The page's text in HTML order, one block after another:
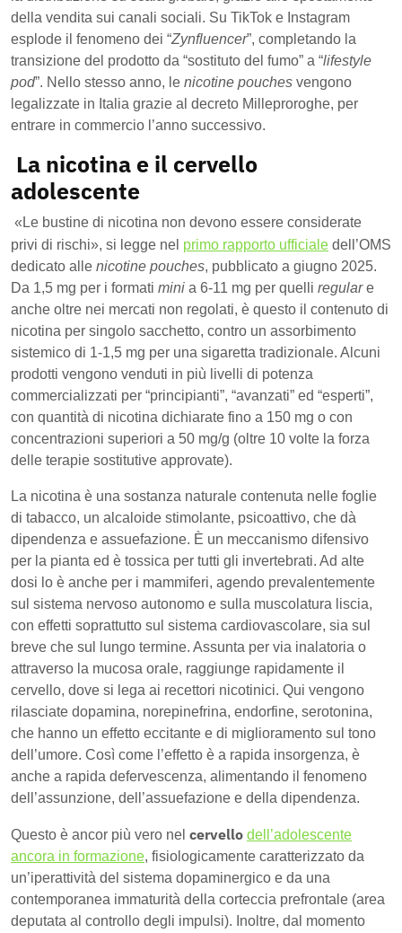
della vendita sui canali sociali. Su TikTok e Instagram
esplode il fenomeno dei “Zynfluencer”, completando la
transizione del prodotto da “sostituto del fumo” a “lifestyle
pod”. Nello stesso anno, le nicotine pouches vengono
legalizzate in Italia grazie al decreto Milleproroghe, per
entrare in commercio l’anno successivo.
La nicotina e il cervello
adolescente
«Le bustine di nicotina non devono essere considerate
privi di rischi», si legge nel primo rapporto ufficiale dell’OMS
dedicato alle nicotine pouches, pubblicato a giugno 2025.
Da 1,5 mg per i formati mini a 6-11 mg per quelli regulare
anche oltre nei mercati non regolati, è questo il contenuto di
nicotina per singolo sacchetto, contro un assorbimento
sistemico di 1-1,5 mg per una sigaretta tradizionale. Alcuni
prodotti vengono venduti in più livelli di potenza
commercializzati per “principianti”, “avanzati” ed “esperti”,
con quantità di nicotina dichiarate fino a 150 mg o con
concentrazioni superiori a 50 mg/g (oltre 10 volte la forza
delle terapie sostitutive approvate).
La nicotina è una sostanza naturale contenuta nelle foglie
di tabacco, un alcaloide stimolante, psicoattivo, che dà
dipendenza e assuefazione. È un meccanismo difensivo
per la pianta ed è tossica per tutti gli invertebrati. Ad alte
dosi lo è anche per i mammiferi, agendo prevalentemente
sul sistema nervoso autonomo e sulla muscolatura liscia,
con effetti soprattutto sul sistema cardiovascolare, sia sul
breve che sul lungo termine. Assunta per via inalatoria o
attraverso la mucosa orale, raggiunge rapidamente il
cervello, dove si lega ai recettori nicotinici. Qui vengono
rilasciate dopamina, norepinefrina, endorfine, serotonina,
che hanno un effetto eccitante e di miglioramento sul tono
dell’umore. Così come l’effetto è a rapida insorgenza, è
anche a rapida defervescenza, alimentando il fenomeno
dell’assunzione, dell’assuefazione e della dipendenza.
Questo è ancor più vero nel cervello dell’adolescente
ancora in formazione, fisiologicamente caratterizzato da
un’iperattività del sistema dopaminergico e da una
contemporanea immaturità della corteccia prefrontale (area
deputata al controllo degli impulsi). Inoltre, dal momento